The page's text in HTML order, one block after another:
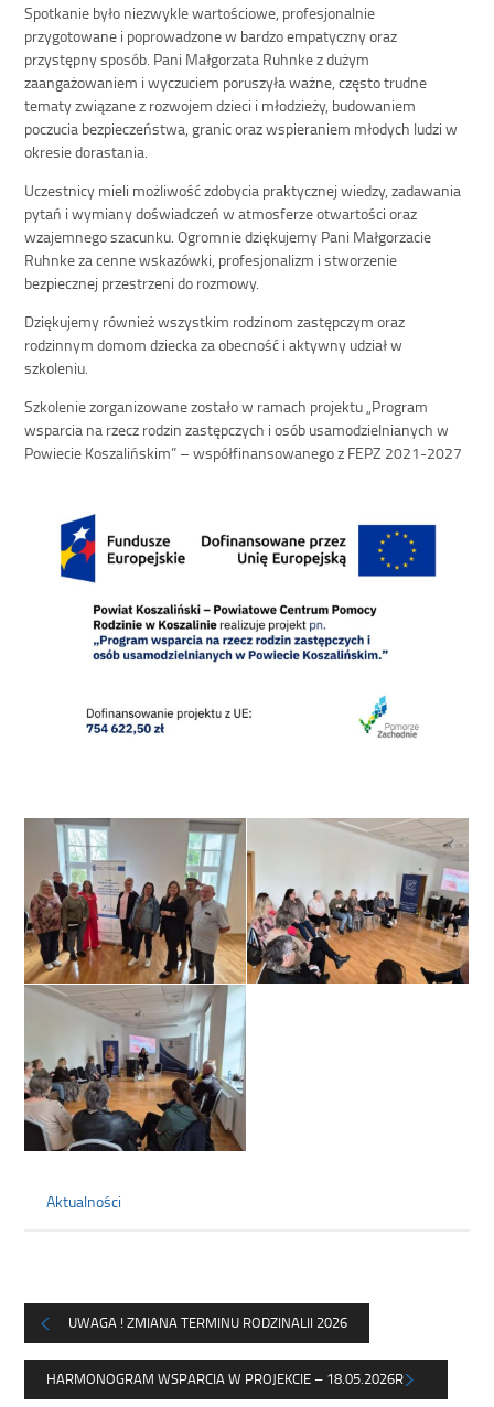
Spotkanie było niezwykle wartościowe, profesjonalnie
przygotowane i poprowadzone w bardzo empatyczny oraz
przystępny sposób. Pani Małgorzata Ruhnke z dużym
zaangażowaniem i wyczuciem poruszyła ważne, często trudne
tematy związane z rozwojem dzieci i młodzieży, budowaniem
poczucia bezpieczeństwa, granic oraz wspieraniem młodych ludzi w
okresie dorastania.
Uczestnicy mieli możliwość zdobycia praktycznej wiedzy, zadawania
pytań i wymiany doświadczeń w atmosferze otwartości oraz
wzajemnego szacunku. Ogromnie dziękujemy Pani Małgorzacie
Ruhnke za cenne wskazówki, profesjonalizm i stworzenie
bezpiecznej przestrzeni do rozmowy.
Dziękujemy również wszystkim rodzinom zastępczym oraz
rodzinnym domom dziecka za obecność i aktywny udział w
szkoleniu.
Szkolenie zorganizowane zostało w ramach projektu „Program
wsparcia na rzecz rodzin zastępczych i osób usamodzielnianych w
Powiecie Koszalińskim” – współfinansowanego z FEPZ 2021-2027
Aktualności
UWAGA ! ZMIANA TERMINU RODZINALII 2026
HARMONOGRAM WSPARCIA W PROJEKCIE – 18.05.2026R